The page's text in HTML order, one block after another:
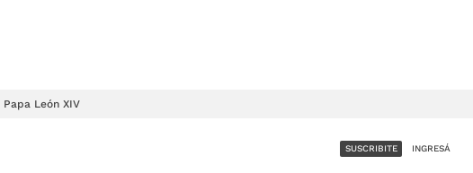
Papa León XIV
SUSCRIBITE INGRESÁ